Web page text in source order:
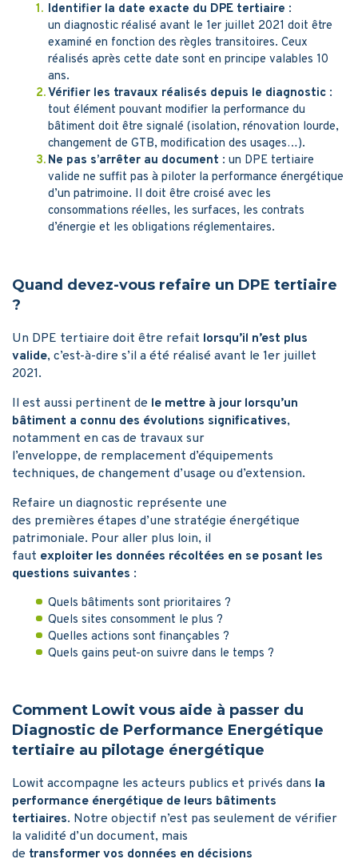
Identifier la date exacte du DPE tertiaire :
un diagnostic réalisé avant le 1er juillet 2021 doit être
examiné en fonction des règles transitoires. Ceux
réalisés après cette date sont en principe valables 10
ans.
Vérifier les travaux réalisés depuis le diagnostic :
tout élément pouvant modifier la performance du
bâtiment doit être signalé (isolation, rénovation lourde,
changement de GTB, modification des usages…).
Ne pas s’arrêter au document : un DPE tertiaire
valide ne suffit pas à piloter la performance énergétique
d’un patrimoine. Il doit être croisé avec les
consommations réelles, les surfaces, les contrats
d’énergie et les obligations réglementaires.
Quand devez-vous refaire un DPE tertiaire
?
Un DPE tertiaire doit être refait lorsqu’il n’est plus
valide, c’est-à-dire s’il a été réalisé avant le 1er juillet
2021.
Il est aussi pertinent de le mettre à jour lorsqu’un
bâtiment a connu des évolutions significatives,
notamment en cas de travaux sur
l’enveloppe, de remplacement d’équipements
techniques, de changement d’usage ou d’extension.
Refaire un diagnostic représente une
des premières étapes d’une stratégie énergétique
patrimoniale. Pour aller plus loin, il
faut exploiter les données récoltées en se posant les
questions suivantes :
Quels bâtiments sont prioritaires ?
Quels sites consomment le plus ?
Quelles actions sont finançables ?
Quels gains peut-on suivre dans le temps ?
Comment Lowit vous aide à passer du
Diagnostic de Performance Energétique
tertiaire au pilotage énergétique
Lowit accompagne les acteurs publics et privés dans la
performance énergétique de leurs bâtiments
tertiaires. Notre objectif n’est pas seulement de vérifier
la validité d’un document, mais
de transformer vos données en décisions